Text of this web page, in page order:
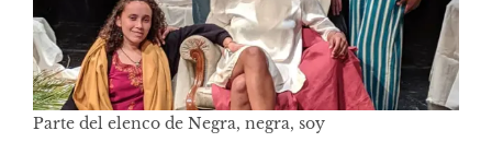
Parte del elenco de Negra, negra, soy